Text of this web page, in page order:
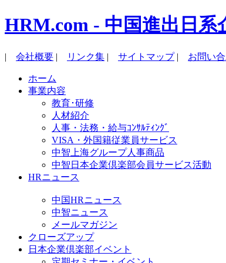
HRM.com - 中国進出日
| 会社概要 | リンク集 | サイトマップ| お問い
ホーム
事業内容
教育･研修
人材紹介
人事・法務・給与ｺﾝｻﾙﾃｨﾝｸﾞ
VISA・外国籍従業員サービス
中智上海グループ人事商品
中智日本企業倶楽部会員サービス活動
HRニュース
中国HRニュース
中智ニュース
メールマガジン
クローズアップ
日本企業倶楽部イベント